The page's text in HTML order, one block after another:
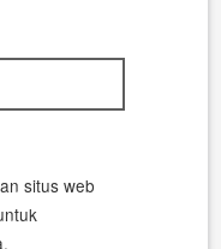
situs web